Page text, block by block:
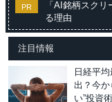
PR
「AI銘柄スク
る理由
注目情報
日経平
出？今か
い”投資